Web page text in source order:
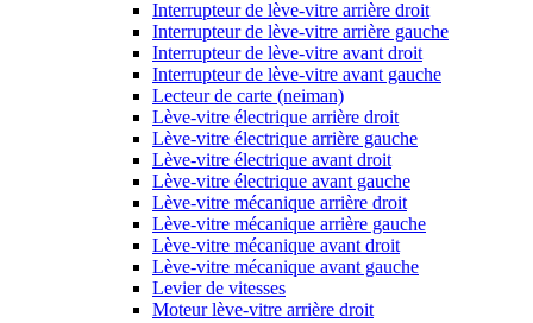
Interrupteur de lève-vitre arrière droit
Interrupteur de lève-vitre arrière gauche
Interrupteur de lève-vitre avant droit
Interrupteur de lève-vitre avant gauche
Lecteur de carte (neiman)
Lève-vitre électrique arrière droit
Lève-vitre électrique arrière gauche
Lève-vitre électrique avant droit
Lève-vitre électrique avant gauche
Lève-vitre mécanique arrière droit
Lève-vitre mécanique arrière gauche
Lève-vitre mécanique avant droit
Lève-vitre mécanique avant gauche
Levier de vitesses
Moteur lève-vitre arrière droit